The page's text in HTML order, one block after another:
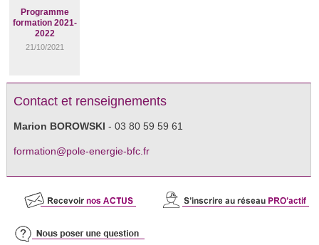
Programme
formation 2021-
2022
21/10/2021
Contact et renseignements
Marion BOROWSKI - 03 80 59 59 61
formation@pole-energie-bfc.fr